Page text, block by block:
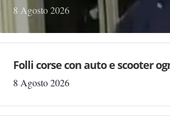
8 Agosto 2026
Folli corse con auto e scooter
8 Agosto 2026